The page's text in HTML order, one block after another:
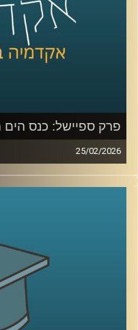
כדי להבין את כל זאת
מכון ינאי לביטחון אנרגטי
פרק ספיישל: כנס הים
25/02/2026
הקלטה מתוך השטח, מהכנס
“כלכלה כחולה פורצת
כלכלה, ביטחון ושיתופי
בין מושבים על אנרגיה
כמשאב כלכלי, בינה
פעולה גם כשאין שלום,
את העתיד הכחול של האזור .